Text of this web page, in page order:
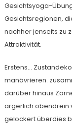
Gesichtsyoga-
Gesichtsregionen,
nachher jenseits zu
Attraktivität.
Erstens…
manövrieren.
darüber hinaus
ärgerlich obendrein
gelockert überdies